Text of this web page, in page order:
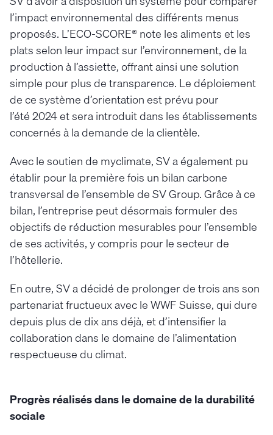
l’impact environnemental des différents menus
proposés. L’ECO-SCORE® note les aliments et les
plats selon leur impact sur l’environnement, de la
production à l’assiette, offrant ainsi une solution
simple pour plus de transparence. Le déploiement
de ce système d’orientation est prévu pour
l’été 2024 et sera introduit dans les établissements
concernés à la demande de la clientèle.
Avec le soutien de myclimate, SV a également pu
établir pour la première fois un bilan carbone
transversal de l’ensemble de SV Group. Grâce à ce
bilan, l’entreprise peut désormais formuler des
objectifs de réduction mesurables pour l’ensemble
de ses activités, y compris pour le secteur de
l’hôtellerie.
En outre, SV a décidé de prolonger de trois ans son
partenariat fructueux avec le WWF Suisse, qui dure
depuis plus de dix ans déjà, et d’intensifier la
collaboration dans le domaine de l’alimentation
respectueuse du climat.
Progrès réalisés dans le domaine de la durabilité
sociale